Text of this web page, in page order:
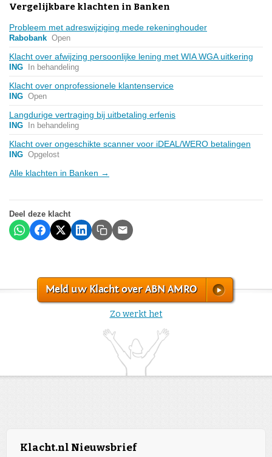
Vergelijkbare klachten in Banken
Probleem met adreswijziging mede rekeninghouder
Rabobank Open
Klacht over afwijzing persoonlijke lening met WIA WGA uitkering
ING In behandeling
Klacht over onprofessionele klantenservice
ING Open
Langdurige vertraging bij uitbetaling erfenis
ING In behandeling
Klacht over ongeschikte scanner voor iDEAL/WERO betalingen
ING Opgelost
Alle klachten in Banken →
Deel deze klacht
Meld uw Klacht over ABN AMRO
Zo werkt het
Klacht.nl Nieuwsbrief